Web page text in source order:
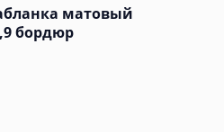
матовый
бордюр